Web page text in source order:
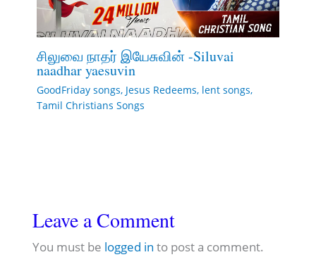
சிலுவை நாதர் இயேசுவின் -Siluvai
naadhar yaesuvin
GoodFriday songs, Jesus Redeems, lent songs,
Tamil Christians Songs
Leave a Comment
You must be logged in to post a comment.